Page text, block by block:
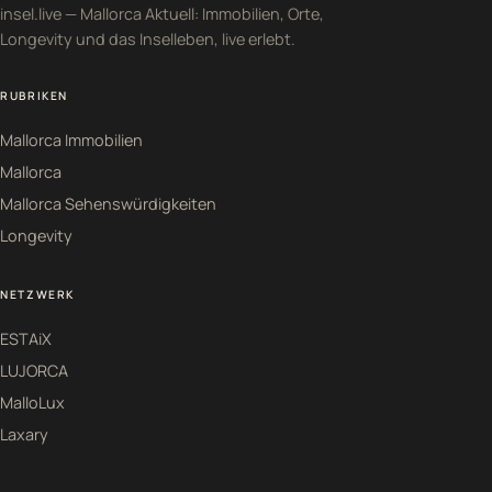
insel.live — Mallorca Aktuell: Immobilien, Orte,
Longevity und das Inselleben, live erlebt.
RUBRIKEN
Mallorca Immobilien
Mallorca
Mallorca Sehenswürdigkeiten
Longevity
NETZWERK
ESTAiX
LUJORCA
MalloLux
Laxary